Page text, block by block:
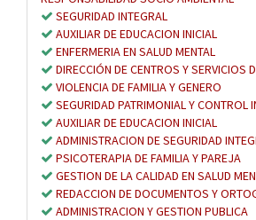
SEGURIDAD INTEGRAL
AUXILIAR DE EDUCACION INICIAL
ENFERMERIA EN SALUD MENTAL
DIRECCIÓN DE CENTROS Y SERVICIOS
VIOLENCIA DE FAMILIA Y GENERO
SEGURIDAD PATRIMONIAL Y CONTROL
AUXILIAR DE EDUCACION INICIAL
ADMINISTRACION DE SEGURIDAD
PSICOTERAPIA DE FAMILIA Y PAREJA
GESTION DE LA CALIDAD EN SALUD
REDACCION DE DOCUMENTOS Y
ADMINISTRACION Y GESTION PUBLICA